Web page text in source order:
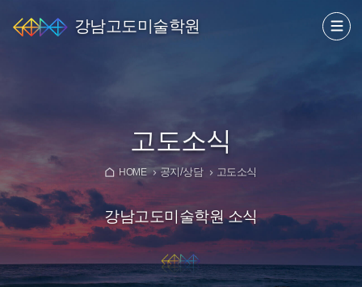
강남고도미술학원
고도소식
HOME 공지/상담 고도소식
강남고도미술학원 소식